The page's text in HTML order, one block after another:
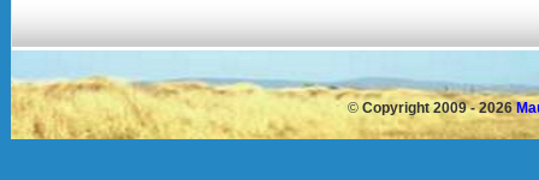
© Copyright 2009 - 2026